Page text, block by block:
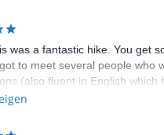
was a fantastic hike. You get
to meet several people who
(also fluent in English
that suited our demands
we prepared on the first